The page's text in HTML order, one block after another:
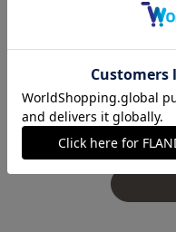
盛岡川徳SUPERIOR CLOSET